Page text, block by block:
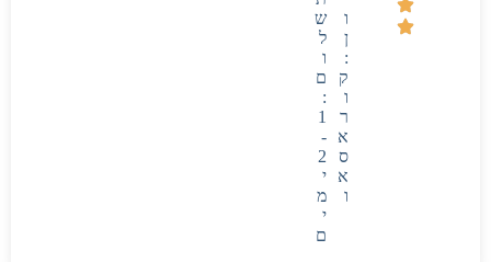
ו
ן
:
ק
ו
ר
א
ס
א
ו
ש
ל
ו
ם
:
1
-
2
י
מ
י
ם